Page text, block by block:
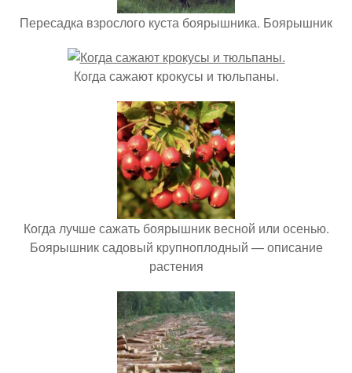
Пересадка взрослого куста боярышника. Боярышник
Когда сажают крокусы и тюльпаны.
Когда лучше сажать боярышник весной или осенью.
Боярышник садовый крупноплодный — описание
растения